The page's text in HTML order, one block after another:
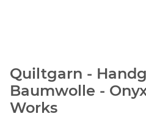
Quiltgarn -
Baumwolle -
Works